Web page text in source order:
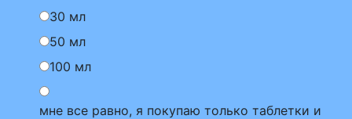
30 мл
50 мл
100 мл
мне все равно, я покупаю только таблетки и